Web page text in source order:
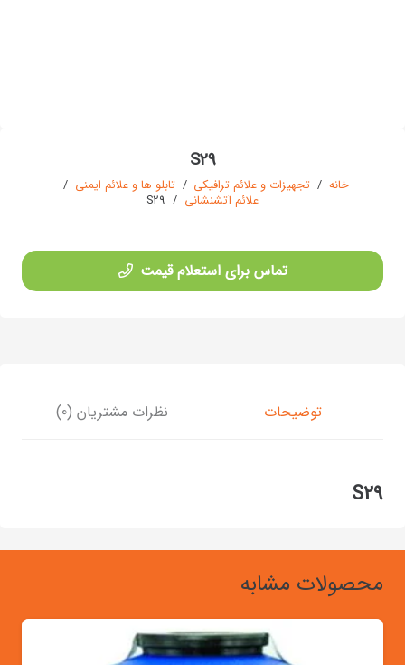
S29
خانه / تجهیزات و علائم ترافیکی / تابلو ها و علائم ایمنی /
علائم آتشنشانی /
S29
تماس برای استعلام قیمت
توضیحات نظرات مشتریان (0)
S29
محصولات مشابه